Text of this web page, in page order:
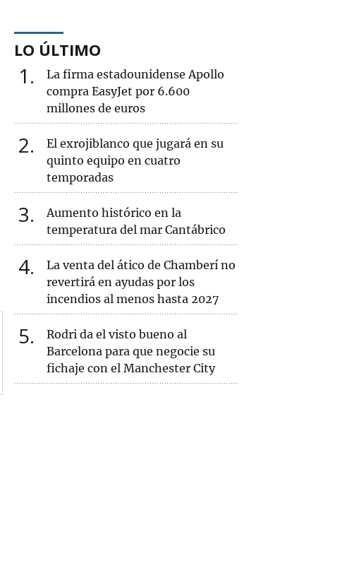
LO ÚLTIMO
1
La firma estadounidense Apollo
compra EasyJet por 6.600
millones de euros
2
El exrojiblanco que jugará en su
quinto equipo en cuatro
temporadas
3
Aumento histórico en la
temperatura del mar Cantábrico
4
La venta del ático de Chamberí no
revertirá en ayudas por los
incendios al menos hasta 2027
5
Rodri da el visto bueno al
Barcelona para que negocie su
fichaje con el Manchester City